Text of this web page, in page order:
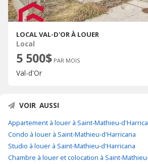
LOCAL VAL-D'OR À LOUER
Local
5 500$ PAR MOIS
Val-d'Or
VOIR AUSSI
Appartement à louer à Saint-Mathieu-
Condo à louer à Saint-Mathieu-d'Harricana
Studio à louer à Saint-Mathieu-d'Harricana
Chambre à louer et colocation à Saint-